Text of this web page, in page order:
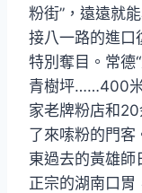
粉街”，遠遠就
接八一路的進口
特別奪目。常德
青樹坪……400
家老牌粉店和
了來嗦粉的門客
東過去的黃雄師
正宗的湖南口胃